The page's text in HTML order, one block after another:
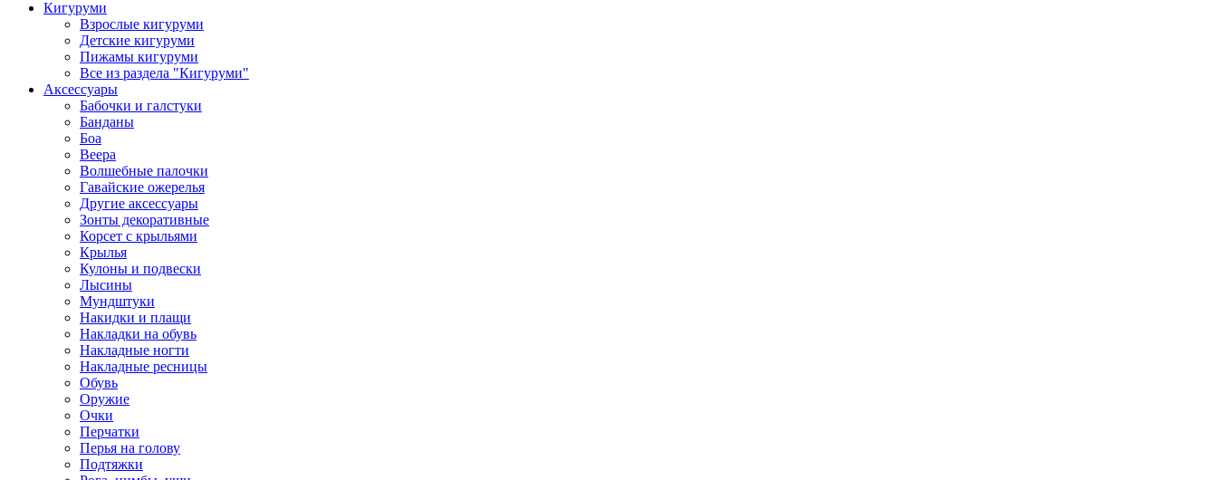
Кигуруми
Взрослые кигуруми
Детские кигуруми
Пижамы кигуруми
Все из раздела "Кигуруми"
Аксессуары
Бабочки и галстуки
Банданы
Боа
Веера
Волшебные палочки
Гавайские ожерелья
Другие аксессуары
Зонты декоративные
Корсет с крыльями
Крылья
Кулоны и подвески
Лысины
Мундштуки
Накидки и плащи
Накладки на обувь
Накладные ногти
Накладные ресницы
Обувь
Оружие
Очки
Перчатки
Перья на голову
Подтяжки